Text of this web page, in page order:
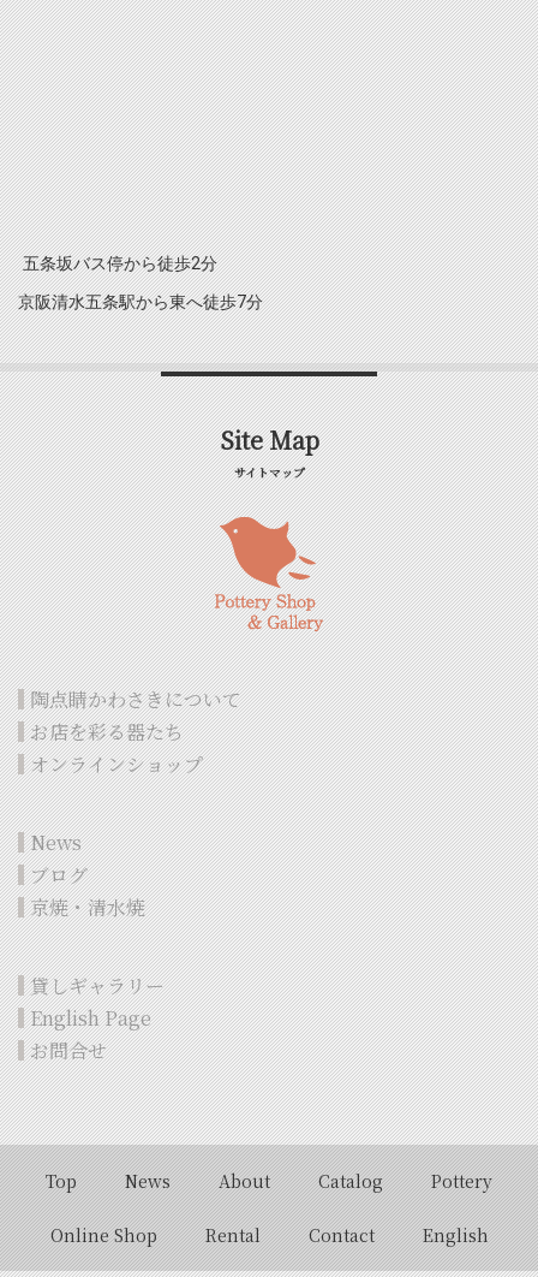
五条坂バス停から徒歩2分
京阪清水五条駅から東へ徒歩7分
Site Map
サイトマップ
陶点睛かわさきについて
お店を彩る器たち
オンラインショップ
News
ブログ
京焼・清水焼
貸しギャラリー
English Page
お問合せ
Top News About Catalog Pottery
Online Shop Rental Contact English